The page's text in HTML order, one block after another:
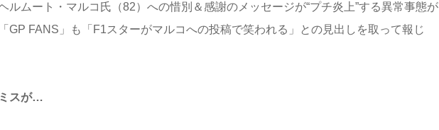
ルムート・マルコ氏（82）への惜別＆感謝のメッセージが“プチ炎上”する異常事態が
GP FANS」も「F1スターがマルコへの投稿で笑われる」との見出しを取って報じ
スが…